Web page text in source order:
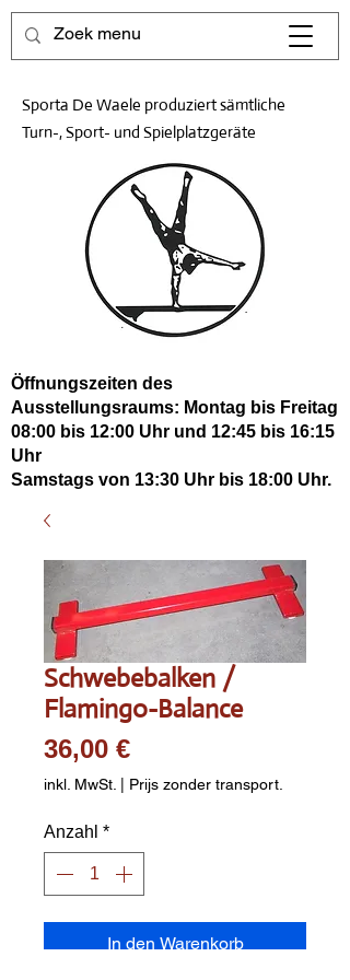
Sporta De Waele produziert sämtliche
Turn-, Sport- und Spielplatzgeräte
Öffnungszeiten des
Ausstellungsraums: Montag bis Freitag
08:00 bis 12:00 Uhr und 12:45 bis 16:15
Uhr
Samstags von 13:30 Uhr bis 18:00 Uhr.
Schwebebalken /
Flamingo-Balance
36,00 €Preis
inkl. MwSt. | Prijs zonder transport.
Anzahl *
In den Warenkorb